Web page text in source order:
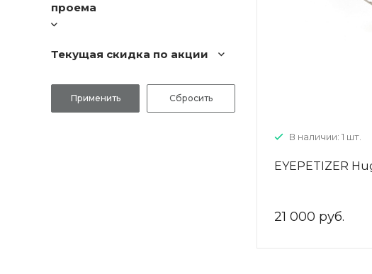
проема
Текущая скидка по акции
В наличии: 1 шт.
EYEPETIZER
21 000 руб.